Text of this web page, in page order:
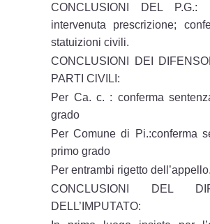
CONCLUSIONI DEL P.G.:
intervenuta prescrizione;
statuizioni civili.
CONCLUSIONI DEI
PARTI ClVILI:
Per Ca. c. : conferma
grado
Per Comune di Pi.:conferma
primo grado
Per entrambi rigetto dell’appello.
CONCLUSIONI DEL
DELL’IMPUTATO: